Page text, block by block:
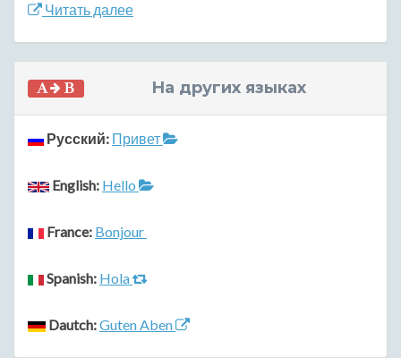
Читать далее
На других языках
Русский: Привет
English: Hello
France: Bonjour
Spanish: Hola
Dautch:Guten Aben